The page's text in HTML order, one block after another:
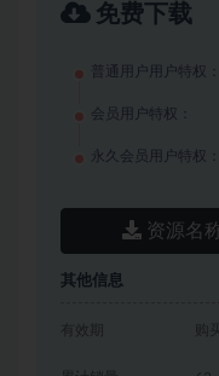
免费下载
普通用户用户特权：
会员用户特权：
永久会员用户特权：
资源名
其他信息
有效期 购